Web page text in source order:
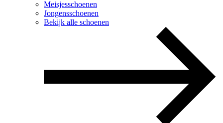
Meisjesschoenen
Jongensschoenen
Bekijk alle schoenen